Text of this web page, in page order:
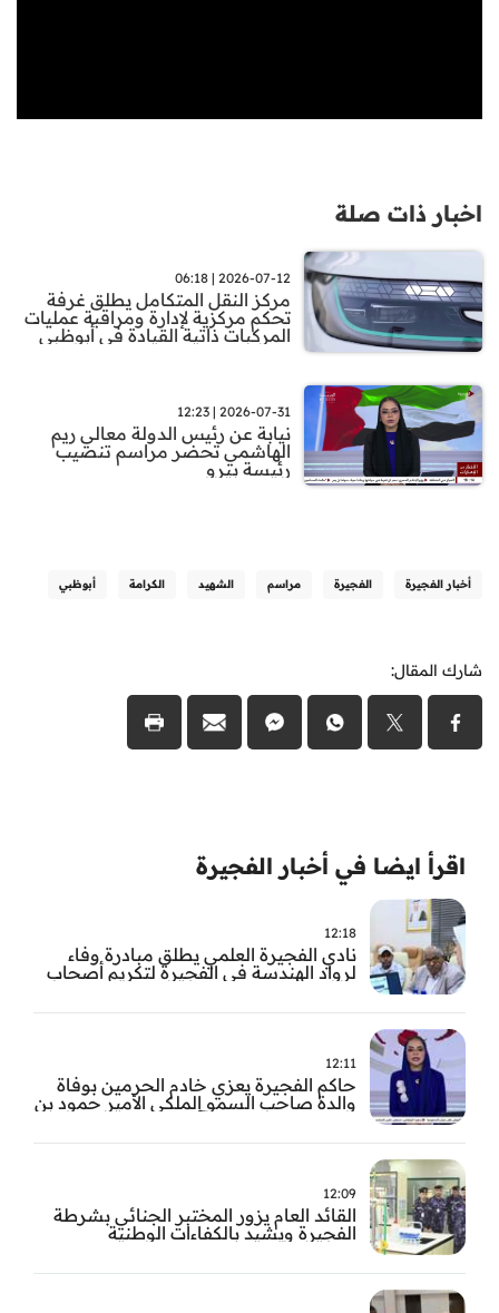
اخبار ذات صلة
2026-07-12 | 06:18
مركز النقل المتكامل يطلق غرفة
تحكم مركزية لإدارة ومراقبة عمليات
المركبات ذاتية القيادة في أبوظبي
2026-07-31 | 12:23
نيابة عن رئيس الدولة معالي ريم
الهاشمي تحضر مراسم تنصيب
رئيسة بيرو
أخبار الفجيرة الفجيرة مراسم الشهيد الكرامة أبوظبي
شارك المقال:
اقرأ ايضا في أخبار الفجيرة
12:18
نادي الفجيرة العلمي يطلق مبادرة وفاء
لرواد الهندسة في الفجيرة لتكريم أصحاب
12:11
حاكم الفجيرة يعزي خادم الحرمين بوفاة
والدة صاحب السمو الملكي الأمير حمود بن
12:09
القائد العام يزور المختبر الجنائي بشرطة
الفجيرة ويشيد بالكفاءات الوطنية